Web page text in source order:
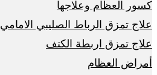
كسور العظام وعلاجها
علاج تمزق الرباط الصليبي الامامي
علاج تمزق اربطة الكتف
أمراض العظام